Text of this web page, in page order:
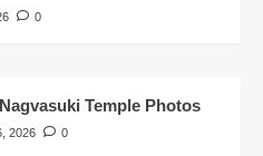
0
Nagvasuki Temple Photos
2026 0